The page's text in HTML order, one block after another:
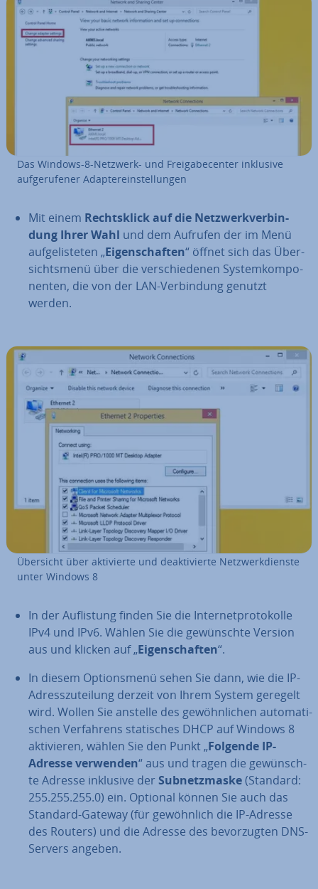
Das Windows-8-Netzwerk- und Frei­ga­be­cen­ter inklusive
auf­ge­ru­fe­ner Ad­ap­t­er­ein­stel­lun­gen
Mit einem Rechts­klick auf die Netz­werk­ver­bin­
dung Ihrer Wahl und dem Aufrufen der im Menü
auf­ge­lis­te­ten „Ei­gen­schaf­ten“ öffnet sich das Über­
sichts­me­nü über die ver­schie­de­nen Sys­tem­kom­po­
nen­ten, die von der LAN-Ver­bin­dung genutzt
werden.
Übersicht über ak­ti­vier­te und de­ak­ti­vier­te Netz­werk­diens­te
unter Windows 8
In der Auf­lis­tung finden Sie die In­ter­net­pro­to­kol­le
IPv4 und IPv6. Wählen Sie die ge­wünsch­te Version
aus und klicken auf „Ei­gen­schaf­ten“.
In diesem Op­ti­ons­me­nü sehen Sie dann, wie die IP-
Adress­zu­tei­lung derzeit von Ihrem System geregelt
wird. Wollen Sie anstelle des ge­wöhn­li­chen au­to­ma­ti­
schen Ver­fah­rens sta­ti­sches DHCP auf Windows 8
ak­ti­vie­ren, wählen Sie den Punkt „Folgende IP-
Adresse verwenden“ aus und tragen die ge­wünsch­
te Adresse inklusive der Sub­netz­mas­ke(Standard:
255.255.255.0) ein. Optional können Sie auch das
Standard-Gateway (für ge­wöhn­lich die IP-Adresse
des Routers) und die Adresse des be­vor­zug­ten DNS-
Servers angeben.